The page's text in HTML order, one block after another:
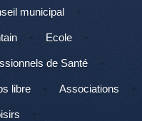
municipal
Ecole
de Santé
libre Associations